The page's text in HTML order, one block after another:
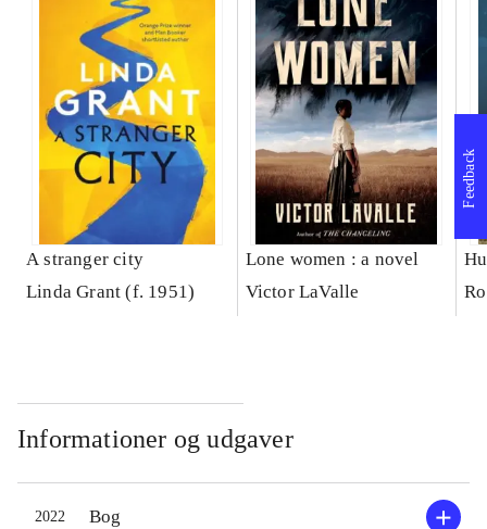
A stranger city
Linda Grant (f. 1951)
Lone women : a novel
Victor LaValle
Informationer og udgaver
2022 Bog
Feedback